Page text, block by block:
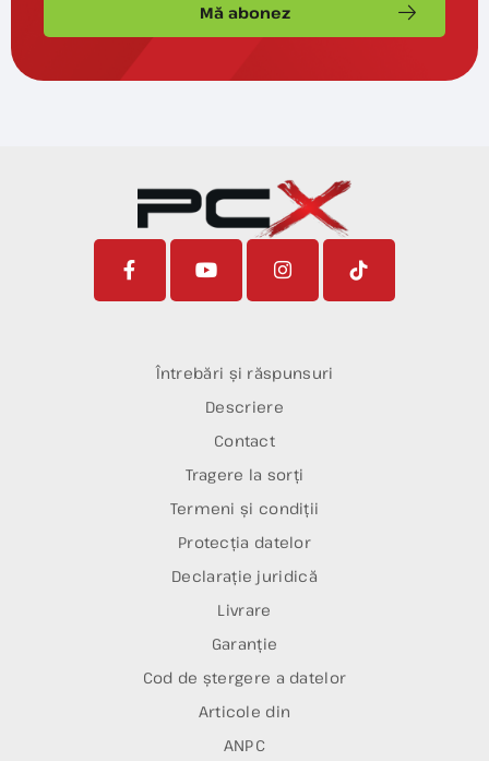
Mă abonez
Întrebări și răspunsuri
Descriere
Contact
Tragere la sorți
Termeni și condiții
Protecția datelor
Declarație juridică
Livrare
Garanție
Cod de ștergere a datelor
Articole din
ANPC